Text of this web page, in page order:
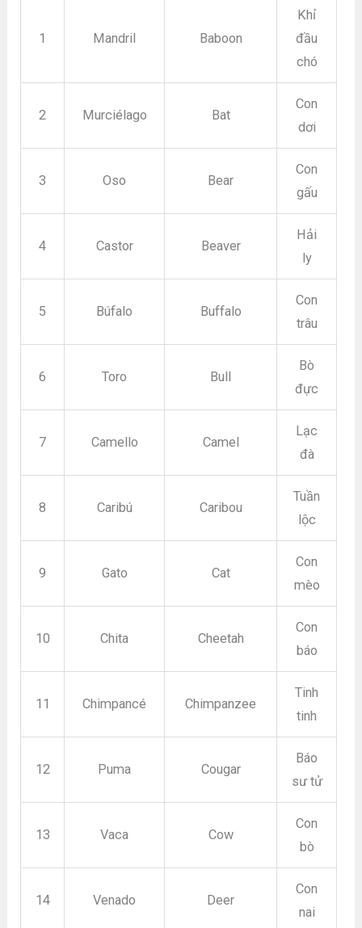
1 Mandril Baboon
Khỉ
đầu
chó
2 Murciélago Bat
Con
dơi
3 Oso Bear
Con
gấu
4 Castor Beaver
Hải
ly
5 Búfalo Buffalo
Con
trâu
6 Toro Bull
Bò
đực
7 Camello Camel
Lạc
đà
8 Caribú Caribou
Tuần
lộc
9 Gato Cat
Con
mèo
10 Chita Cheetah
Con
báo
11 Chimpancé Chimpanzee
Tinh
tinh
12 Puma Cougar
Báo
sư tử
13 Vaca Cow
Con
bò
14 Venado Deer
Con
nai